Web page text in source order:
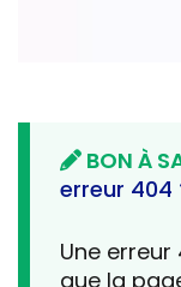
BON À
erreur 404
Une
que la